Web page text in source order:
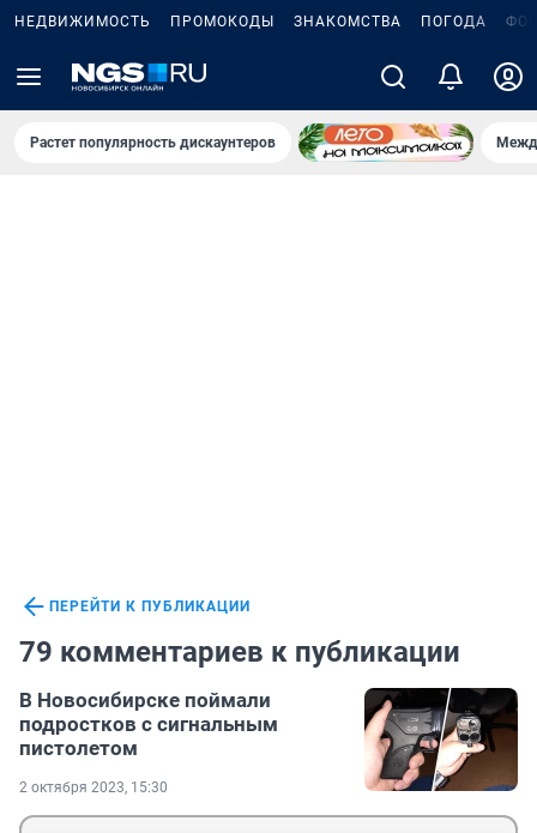
НЕДВИЖИМОСТЬ ПРОМОКОДЫ ЗНАКОМСТВА ПОГОДА
Растет популярность дискаунтеров
ПЕРЕЙТИ К ПУБЛИКАЦИИ
79 комментариев к публикации
В Новосибирске поймали
подростков с сигнальным
пистолетом
2 октября 2023, 15:30